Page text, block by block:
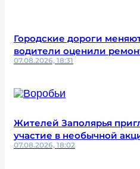
Городские дороги
водители оценили
07.08.2026, 18:31
Жителей Заполярья
участие в необычной
07.08.2026, 18:02